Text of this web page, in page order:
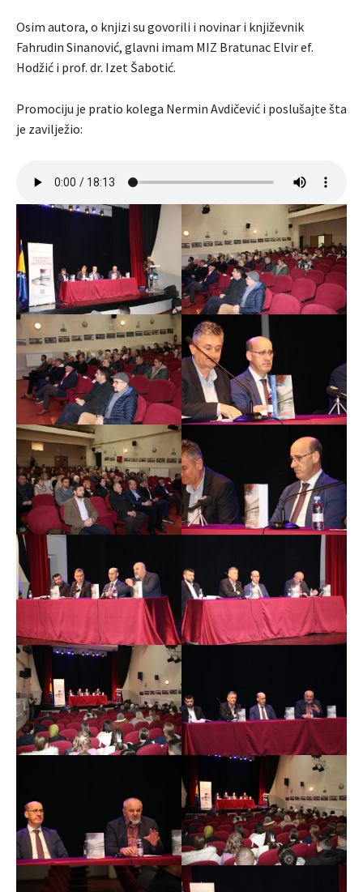
Osim autora, o knjizi su govorili i novinar i književnik
Fahrudin Sinanović, glavni imam MIZ Bratunac Elvir ef.
Hodžić i prof. dr. Izet Šabotić.
Promociju je pratio kolega Nermin Avdičević i poslušajte šta
je zavilježio: